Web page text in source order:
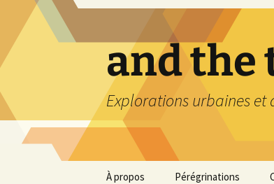
contenu
and the
Explorations urbaines
À propos Pérégrinations